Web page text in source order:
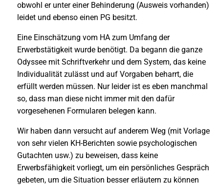
obwohl er unter einer Behinderung (Ausweis vorhanden)
leidet und ebenso einen PG besitzt.
Eine Einschätzung vom HA zum Umfang der
Erwerbstätigkeit wurde benötigt. Da begann die ganze
Odyssee mit Schriftverkehr und dem System, das keine
Individualität zulässt und auf Vorgaben beharrt, die
erfüllt werden müssen. Nur leider ist es eben manchmal
so, dass man diese nicht immer mit den dafür
vorgesehenen Formularen belegen kann.
Wir haben dann versucht auf anderem Weg (mit Vorlage
von sehr vielen KH-Berichten sowie psychologischen
Gutachten usw.) zu beweisen, dass keine
Erwerbsfähigkeit vorliegt, um ein persönliches Gespräch
gebeten, um die Situation besser erläutern zu können